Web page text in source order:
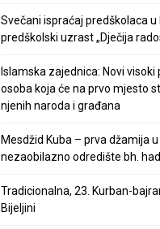
Svečani ispraćaj predškolaca
predškolski uzrast „Dječija
Islamska zajednica: Novi
osoba koja će na prvo mjesto
njenih naroda i građana
Mesdžid Kuba – prva džamija
nezaobilazno odredište bh.
Tradicionalna, 23. Kurban-
Bijeljini